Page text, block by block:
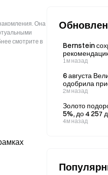
Она
смотрите в
Bernstein
Circle после
701 млн
медвежий
1м назад
6 августа
одобрила
Paramount
миллиардов
2м назад
Золото
5%, до 4 257
серебро — на
4м назад